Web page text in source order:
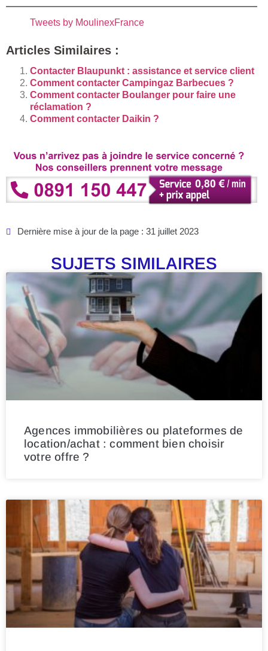
Tweets by MoulinexFrance
Articles Similaires :
Contacter Blaupunkt : assistance et service client
Comment contacter Campingaz Barbecues ?
Comment contacter Boulanger pour faire une
réclamation ?
Comment contacter Daikin ?
Dernière mise à jour de la page : 31 juillet 2023
SUJETS SIMILAIRES
Agences immobilières ou plateformes de
location/achat : comment bien choisir
votre offre ?